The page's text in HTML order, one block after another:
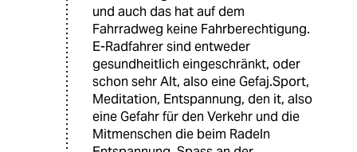
und auch das hat auf dem
Fahrradweg keine Fahrberechtigung.
E-Radfahrer sind entweder
gesundheitlich eingeschränkt, oder
schon sehr Alt, also eine Gefaj.Sport,
Meditation, Entspannung, den it, also
eine Gefahr für den Verkehr und die
Mitmenschen die beim Radeln